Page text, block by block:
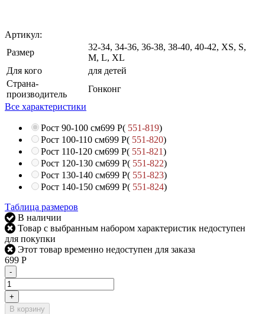
Артикул:
Размер
32-34, 34-36, 36-38, 38-40, 40-42, XS, S,
M, L, XL
Для кого
для детей
Страна-
производитель
Гонконг
Все характеристики
Рост 90-100 см699 Р( 551-819)
Рост 100-110 см699 Р( 551-820)
Рост 110-120 см699 Р( 551-821)
Рост 120-130 см699 Р( 551-822)
Рост 130-140 см699 Р( 551-823)
Рост 140-150 см699 Р( 551-824)
Таблица размеров
В наличии
Товар с выбранным набором характеристик недоступен
для покупки
Этот товар временно недоступен для заказа
699 Р
-
+
В корзину